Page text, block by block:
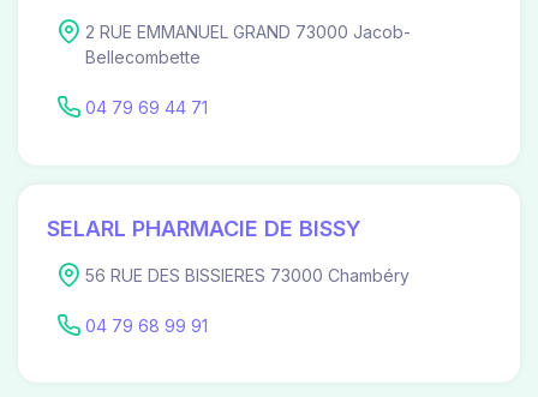
2 RUE EMMANUEL GRAND 73000 Jacob-
Bellecombette
04 79 69 44 71
SELARL PHARMACIE DE BISSY
56 RUE DES BISSIERES 73000 Chambéry
04 79 68 99 91